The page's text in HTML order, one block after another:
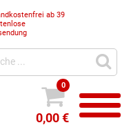
ab 39
0
0,00 €